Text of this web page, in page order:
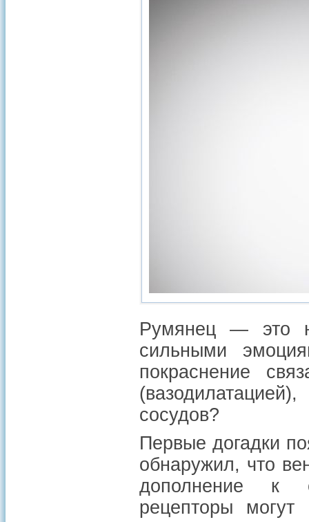
Румянец ­— это
сильными
покраснение
сосудов?
Первые догадки
обнаружил, что
дополнение к
рецепторы могут